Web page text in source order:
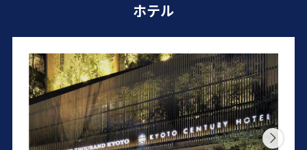
ホテル